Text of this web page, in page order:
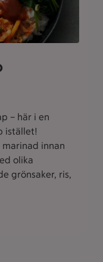
kommentarer
– här i en
istället!
marinad innan
olika
grönsaker, ris,